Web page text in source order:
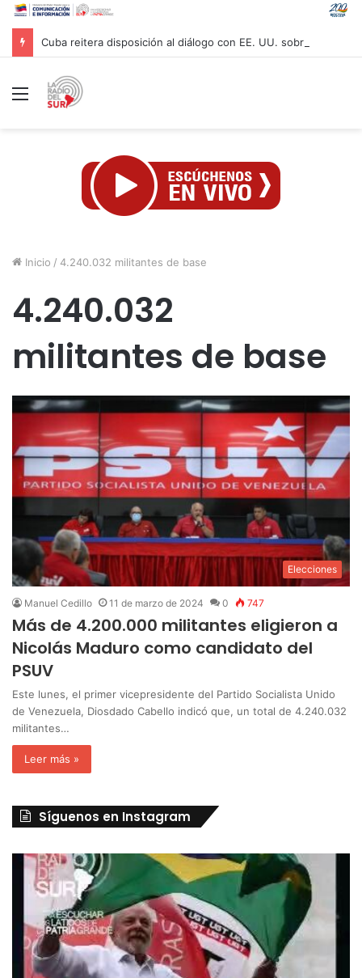
Menú
Inicio / 4.240.032 militantes de base
4.240.032
militantes de base
Elecciones
Manuel Cedillo 11 de marzo de 2024 0 747
Más de 4.200.000 militantes eligieron a
Nicolás Maduro como candidato del
PSUV
Este lunes, el primer vicepresidente del Partido Socialista Unido
de Venezuela, Diosdado Cabello indicó que, un total de 4.240.032
militantes…
Leer más »
Síguenos en Instagram